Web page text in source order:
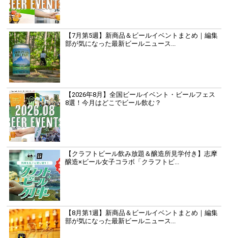
【7月第5週】新商品＆ビールイベントまとめ｜編集
部が気になった最新ビールニュース...
【2026年8月】全国ビールイベント・ビールフェス
8選！今月はどこでビール飲む？
【クラフトビール飲み放題＆醸造所見学付き】志摩
醸造×ビール女子コラボ「クラフトビ...
【8月第1週】新商品＆ビールイベントまとめ｜編集
部が気になった最新ビールニュース...